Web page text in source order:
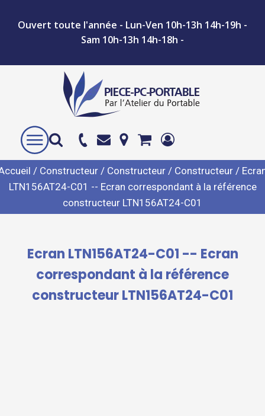
Ouvert toute l'année - Lun-Ven 10h-13h 14h-19h -
Sam 10h-13h 14h-18h -
/ Constructeur / Constructeur / Constructeur /
LTN156AT24-C01 -- Ecran correspondant à la référence
constructeur LTN156AT24-C01
Ecran LTN156AT24-C01 -- Ecran
correspondant à la référence
constructeur LTN156AT24-C01